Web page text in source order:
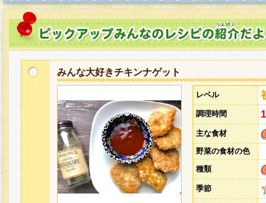
みんな大好きチキンナゲット
レベル
調理時間
主な食材
野菜の食材の色
種類
季節